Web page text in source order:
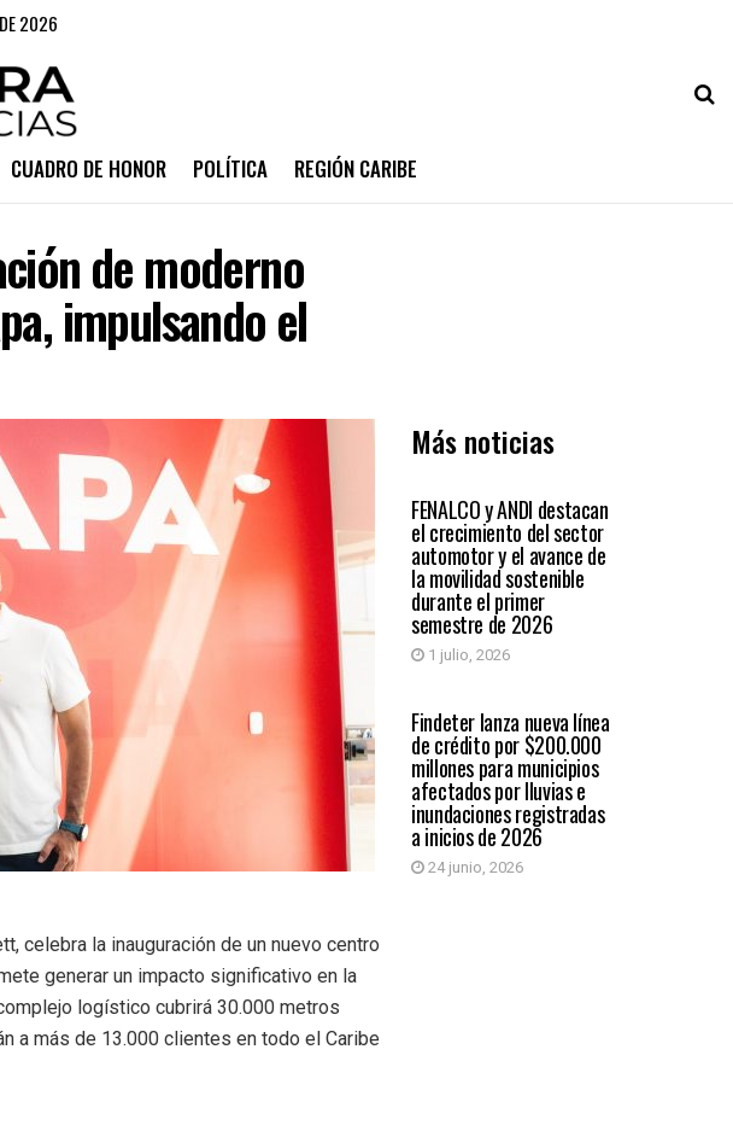
2026
CUADRO DE HONOR POLÍTICA REGIÓN CARIBE
de moderno
impulsando el
Más noticias
ECONÓMICAS
FENALCO y ANDI destacan
el crecimiento del sector
automotor y el avance de
la movilidad sostenible
durante el primer
semestre de 2026
1 julio, 2026
ECONÓMICAS
Findeter lanza nueva línea
de crédito por $200.000
millones para municipios
afectados por lluvias e
inundaciones registradas
a inicios de 2026
24 junio, 2026
celebra la inauguración de un nuevo centro
generar un impacto significativo en la
logístico cubrirá 30.000 metros
a más de 13.000 clientes en todo el Caribe